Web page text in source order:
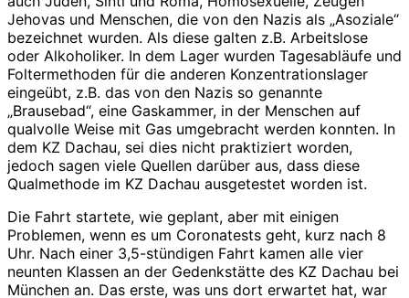
Jehovas und Menschen, die von den Nazis als „Asoziale“
bezeichnet wurden. Als diese galten z.B. Arbeitslose
oder Alkoholiker. In dem Lager wurden Tagesabläufe und
Foltermethoden für die anderen Konzentrationslager
eingeübt, z.B. das von den Nazis so genannte
„Brausebad“, eine Gaskammer, in der Menschen auf
qualvolle Weise mit Gas umgebracht werden konnten. In
dem KZ Dachau, sei dies nicht praktiziert worden,
jedoch sagen viele Quellen darüber aus, dass diese
Qualmethode im KZ Dachau ausgetestet worden ist.
Die Fahrt startete, wie geplant, aber mit einigen
Problemen, wenn es um Coronatests geht, kurz nach 8
Uhr. Nach einer 3,5-stündigen Fahrt kamen alle vier
neunten Klassen an der Gedenkstätte des KZ Dachau bei
München an. Das erste, was uns dort erwartet hat, war